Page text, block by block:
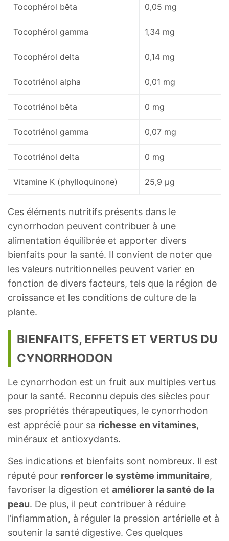
Tocophérol bêta 0,05 mg
Tocophérol gamma 1,34 mg
Tocophérol delta 0,14 mg
Tocotriénol alpha 0,01 mg
Tocotriénol bêta 0 mg
Tocotriénol gamma 0,07 mg
Tocotriénol delta 0 mg
Vitamine K (phylloquinone) 25,9 µg
Ces éléments nutritifs présents dans le
cynorrhodon peuvent contribuer à une
alimentation équilibrée et apporter divers
bienfaits pour la santé. Il convient de noter que
les valeurs nutritionnelles peuvent varier en
fonction de divers facteurs, tels que la région de
croissance et les conditions de culture de la
plante.
BIENFAITS, EFFETS ET VERTUS DU
CYNORRHODON
Le cynorrhodon est un fruit aux multiples vertus
pour la santé. Reconnu depuis des siècles pour
ses propriétés thérapeutiques, le cynorrhodon
est apprécié pour sa richesse en vitamines,
minéraux et antioxydants.
Ses indications et bienfaits sont nombreux. Il est
réputé pour renforcer le système immunitaire,
favoriser la digestion et améliorer la santé de la
peau. De plus, il peut contribuer à réduire
l’inflammation, à réguler la pression artérielle et à
soutenir la santé digestive. Ces quelques